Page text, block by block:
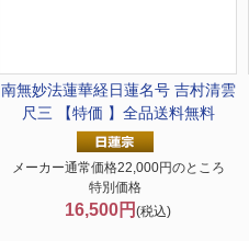
南無妙法蓮華経日蓮名号 吉村清雲
尺三 【特価 】全品送料無料
メーカー通常価格22,000円のところ
特別価格
16,500円 (税込)